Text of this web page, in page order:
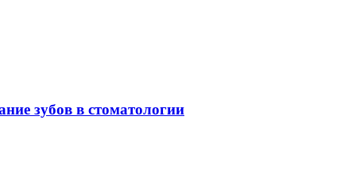
зубов в стоматологии